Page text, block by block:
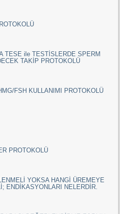
TESE ile TESTİSLERDE SPERM
TAKİP PROTOKOLÜ
FSH KULLANIMI PROTOKOLÜ
PROTOKOLÜ
YOKSA HANGİ ÜREMEYE
ENDİKASYONLARI NELERDİR.